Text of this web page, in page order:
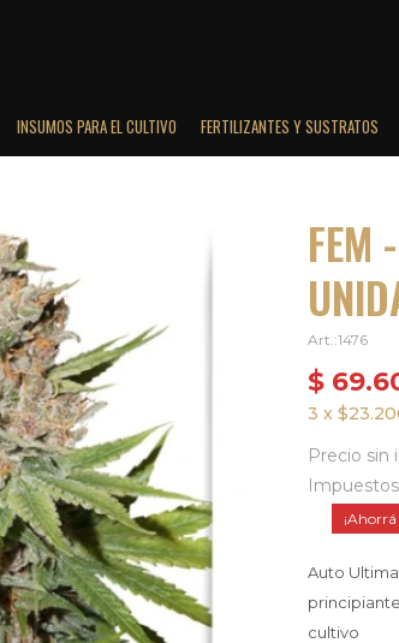
INSUMOS PARA EL CULTIVO FERTILIZANTES Y SUSTRATOS
FEM
1476
$
3 x
Precio sin
Auto
cultivo